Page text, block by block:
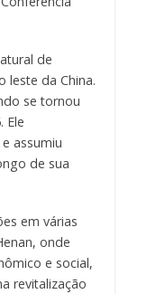
de
leste da China.
se tornou
Ele
assumiu
de sua
em várias
onde
e social,
revitalização